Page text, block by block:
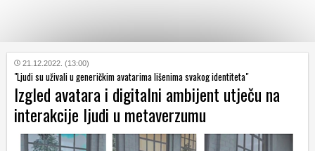
KATEGORIJE
HRVATSKI
WEB
21.12.2022. (13:00)
"Ljudi su uživali u generičkim avatarima lišenima svakog identiteta"
Izgled avatara i digitalni ambijent utječu na
interakcije ljudi u metaverzumu